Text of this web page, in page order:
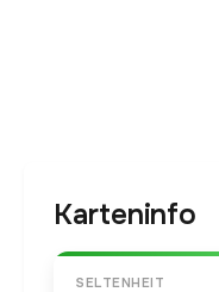
Karteninfo
SELTENHEIT